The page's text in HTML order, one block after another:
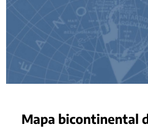
Mapa bicontinental